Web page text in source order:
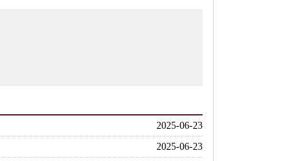
2025-06-23
2025-06-23